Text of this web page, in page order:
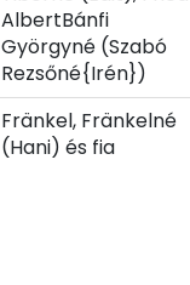
AlbertBánfi
Györgyné (Szabó
Rezsőné{Irén})
Fränkel, Fränkelné
(Hani) és fia